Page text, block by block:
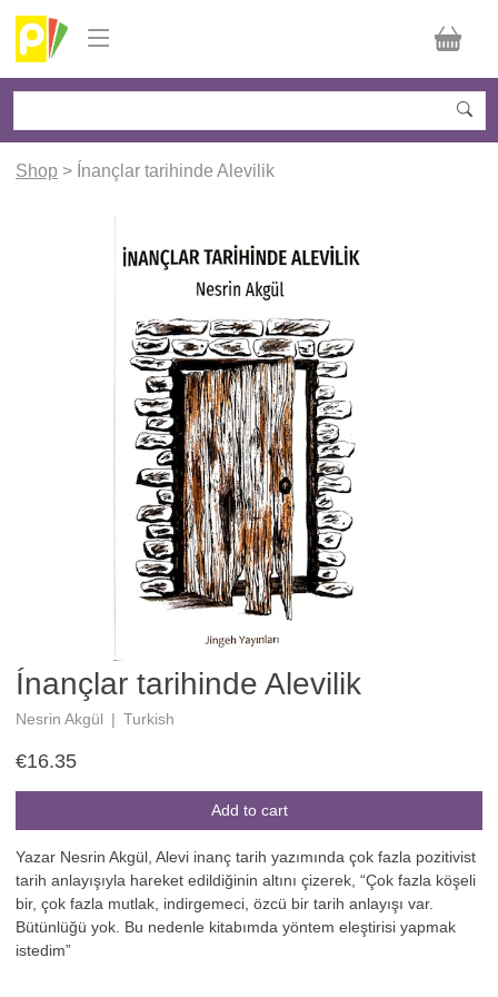
Shop > Ínançlar tarihinde Alevilik
Ínançlar tarihinde Alevilik
Nesrin Akgül | Turkish
€16.35
Add to cart
Yazar Nesrin Akgül, Alevi inanç tarih yazımında çok fazla pozitivist
tarih anlayışıyla hareket edildiğinin altını çizerek, “Çok fazla köşeli
bir, çok fazla mutlak, indirgemeci, özcü bir tarih anlayışı var.
Bütünlüğü yok. Bu nedenle kitabımda yöntem eleştirisi yapmak
istedim”